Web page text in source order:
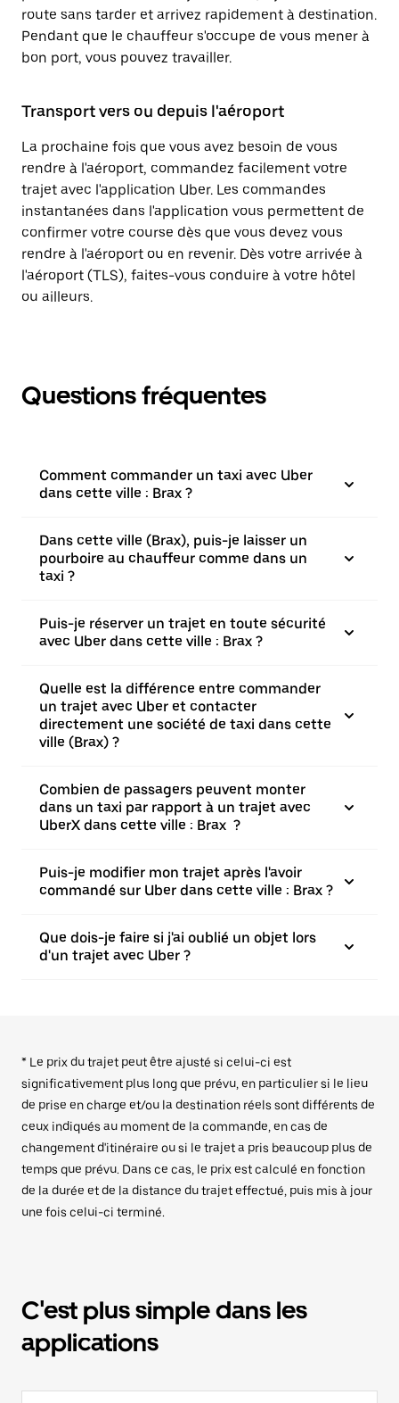
route sans tarder et arrivez rapidement à destination.
Pendant que le chauffeur s'occupe de vous mener à
bon port, vous pouvez travailler.
Transport vers ou depuis l'aéroport
La prochaine fois que vous avez besoin de vous
rendre à l'aéroport, commandez facilement votre
trajet avec l'application Uber. Les commandes
instantanées dans l'application vous permettent de
confirmer votre course dès que vous devez vous
rendre à l'aéroport ou en revenir. Dès votre arrivée à
l'aéroport (TLS), faites-vous conduire à votre hôtel
ou ailleurs.
Questions fréquentes
Comment commander un taxi avec Uber
dans cette ville : Brax ?
Dans cette ville (Brax), puis-je laisser un
pourboire au chauffeur comme dans un
taxi ?
Puis-je réserver un trajet en toute sécurité
avec Uber dans cette ville : Brax ?
Quelle est la différence entre commander
un trajet avec Uber et contacter
directement une société de taxi dans cette
ville (Brax) ?
Combien de passagers peuvent monter
dans un taxi par rapport à un trajet avec
UberX dans cette ville : Brax ?
Puis-je modifier mon trajet après l'avoir
commandé sur Uber dans cette ville : Brax ?
Que dois-je faire si j'ai oublié un objet lors
d'un trajet avec Uber ?
* Le prix du trajet peut être ajusté si celui-ci est
significativement plus long que prévu, en particulier si le lieu
de prise en charge et/ou la destination réels sont différents de
ceux indiqués au moment de la commande, en cas de
changement d'itinéraire ou si le trajet a pris beaucoup plus de
temps que prévu. Dans ce cas, le prix est calculé en fonction
de la durée et de la distance du trajet effectué, puis mis à jour
une fois celui-ci terminé.
C'est plus simple dans les
applications